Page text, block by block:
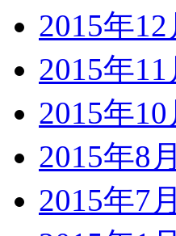
2015年12
2015年11
2015年10
2015年8月
2015年7月